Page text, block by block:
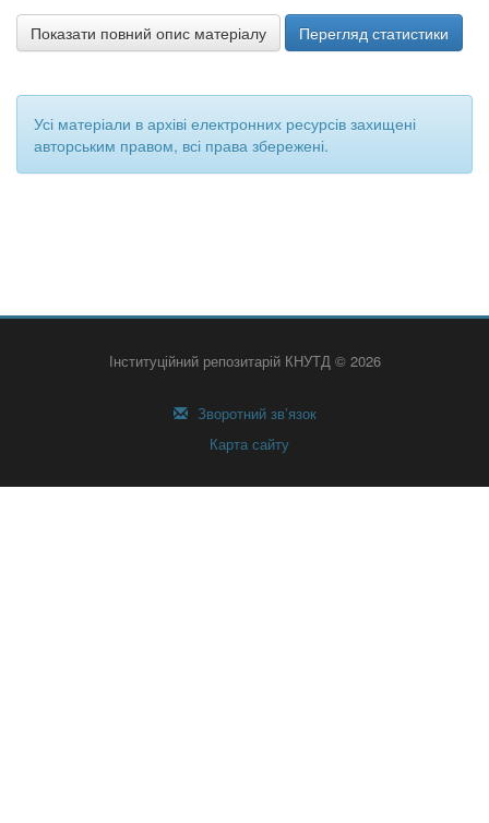
Показати повний опис матеріалу Перегляд статистики
Усі матеріали в архіві електронних ресурсів захищені
авторським правом, всі права збережені.
Інституційний репозитарій КНУТД © 2026
Зворотний зв’язок
Карта сайту